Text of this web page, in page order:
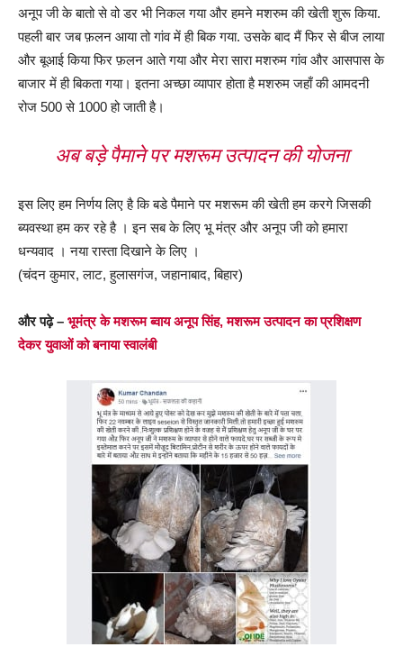
अनूप जी के बातो से वो डर भी निकल गया और हमने मशरुम की खेती शुरू किया.
पहली बार जब फ़लन आया तो गांव में ही बिक गया. उसके बाद मैं फिर से बीज लाया
और बूआई किया फिर फ़लन आते गया और मेरा सारा मशरुम गांव और आसपास के
बाजार में ही बिकता गया। इतना अच्छा व्यापार होता है मशरुम जहाँ की आमदनी
रोज 500 से 1000 हो जाती है।
अब बड़े पैमाने पर मशरूम उत्पादन की योजना
इस लिए हम निर्णय लिए है कि बडे पैमाने पर मशरूम की खेती हम करगे जिसकी
ब्यवस्था हम कर रहे है । इन सब के लिए भू मंत्र और अनूप जी को हमारा
धन्यवाद । नया रास्ता दिखाने के लिए ।
(चंदन कुमार, लाट, हुलासगंज, जहानाबाद, बिहार)
और पढ़े – भूमंत्र के मशरूम ब्वाय अनूप सिंह, मशरूम उत्पादन का प्रशिक्षण
देकर युवाओं को बनाया स्वालंबी